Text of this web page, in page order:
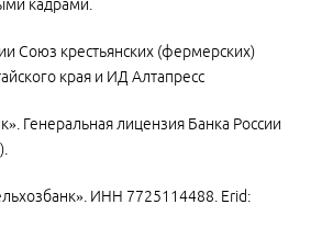
кадрами.
Союз крестьянских (фермерских)
края и ИД Алтапресс
Генеральная лицензия Банка России
ИНН 7725114488. Erid: